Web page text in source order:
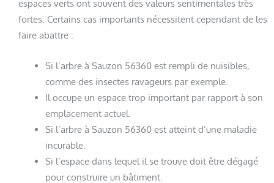
espaces verts ont souvent des valeurs sentimentales très
fortes. Certains cas importants nécessitent cependant de les
faire abattre :
Si l’arbre à Sauzon 56360 est rempli de nuisibles,
comme des insectes ravageurs par exemple.
Il occupe un espace trop important par rapport à son
emplacement actuel.
Si l’arbre à Sauzon 56360 est atteint d’une maladie
incurable.
Si l’espace dans lequel il se trouve doit être dégagé
pour construire un bâtiment.